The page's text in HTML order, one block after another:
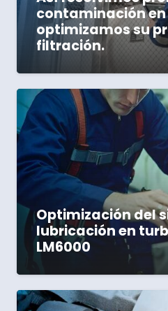
contaminación
optimizamos su
filtración.
Optimización del
lubricación en
LM6000